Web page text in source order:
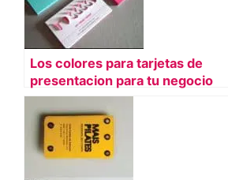
Los colores para tarjetas de
presentacion para tu negocio